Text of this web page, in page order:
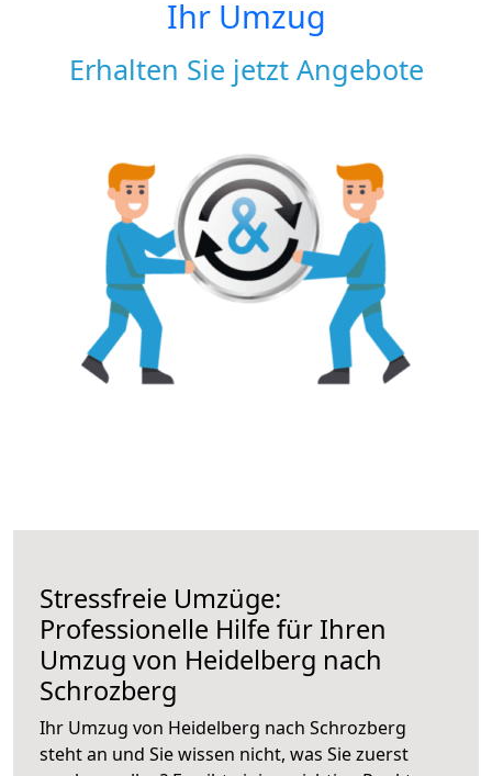
Ihr Umzug
Erhalten Sie jetzt Angebote
Stressfreie Umzüge:
Professionelle Hilfe für Ihren
Umzug von Heidelberg nach
Schrozberg
Ihr Umzug von Heidelberg nach Schrozberg
steht an und Sie wissen nicht, was Sie zuerst